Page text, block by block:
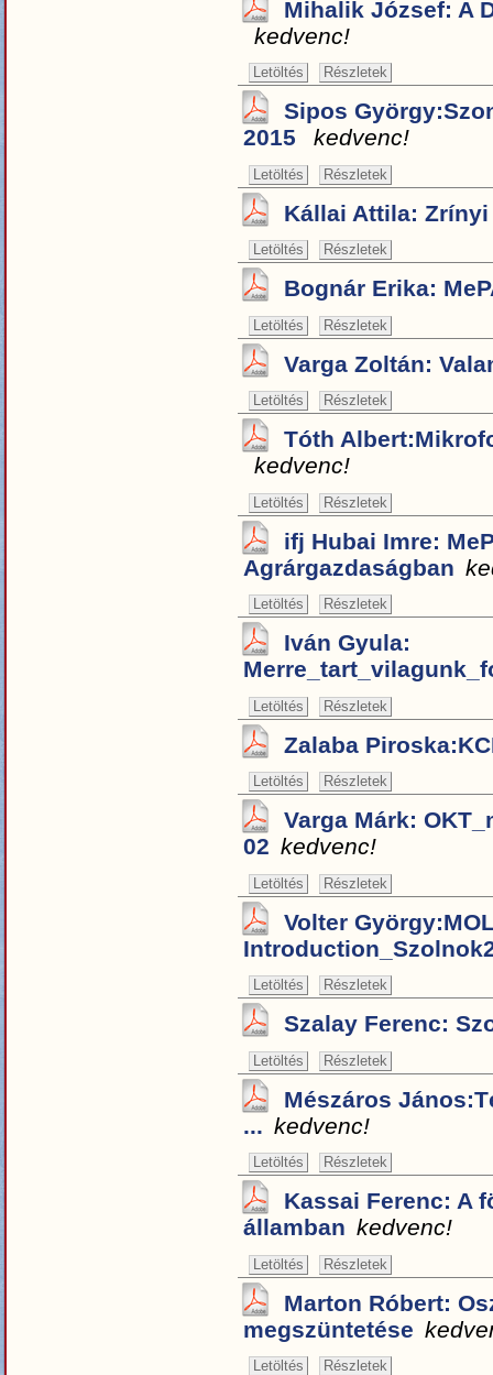
Mihalik József: A
kedvenc!
Letöltés Részletek
Sipos
2015
kedvenc!
Letöltés Részletek
Kállai Attila:
Letöltés Részletek
Bognár Erika:
Letöltés Részletek
Varga Zoltán:
Letöltés Részletek
Tóth
kedvenc!
Letöltés Részletek
ifj Hubai Imre:
Agrárgazdaságban
Letöltés Részletek
Iván Gyula:
Letöltés Részletek
Zalaba
Letöltés Részletek
Varga Márk:
02 kedvenc!
Letöltés Részletek
Volter
Letöltés Részletek
Szalay Ferenc:
Letöltés Részletek
Mészáros
... kedvenc!
Letöltés Részletek
Kassai Ferenc: A
államban kedvenc!
Letöltés Részletek
Marton Róbert:
megszüntetése
Letöltés Részletek